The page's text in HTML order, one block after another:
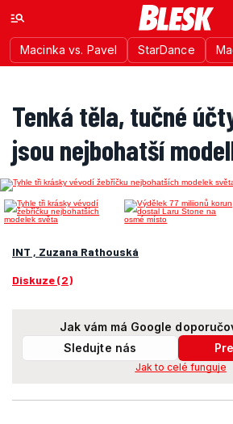
Macinka vs. Pavel StarDance
Tenká těla, tučné
jsou nejbohatší
INT , Zuzana Rathouská
Diskuze (2)
Jak vám má Google
Sledujte nás
Jak to celé funguje